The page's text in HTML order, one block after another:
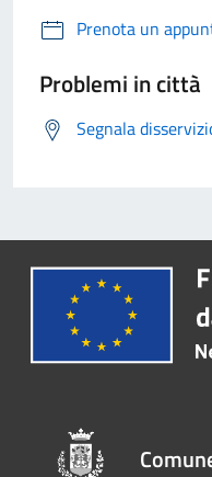
Prenota un
Problemi in città
Segnala